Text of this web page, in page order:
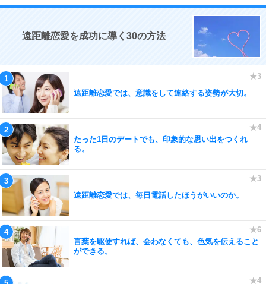
遠距離恋愛を成功に導く30の方法
遠距離恋愛では、意識をして連絡する姿勢が大切。
たった1日のデートでも、印象的な思い出をつくれ
る。
遠距離恋愛では、毎日電話したほうがいいのか。
言葉を駆使すれば、会わなくても、色気を伝えること
ができる。